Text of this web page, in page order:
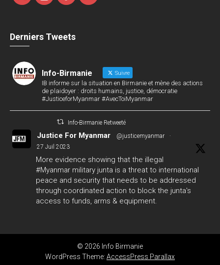
Derniers Tweets
Info-Birmanie Suivre
IB informe sur la situation en Birmanie et mène des actions
de plaidoyer : droits humains, justice, démocratie
#JusticeforMyanmar #AvecToiMyanmar
Info-Birmanie Retweeté
Justice For Myanmar @justicemyanmar
·
27 Juil 2023
More evidence showing that the illegal
#Myanmar military junta is a threat to international
peace and security that needs to be addressed
through coordinated action to block the junta's
access to funds, arms & equipment.
Info-Birmanie @infobirmanie · 27 Juil 2023
© 2026 Info Birmanie
WordPress Theme: AccessPress Parallax